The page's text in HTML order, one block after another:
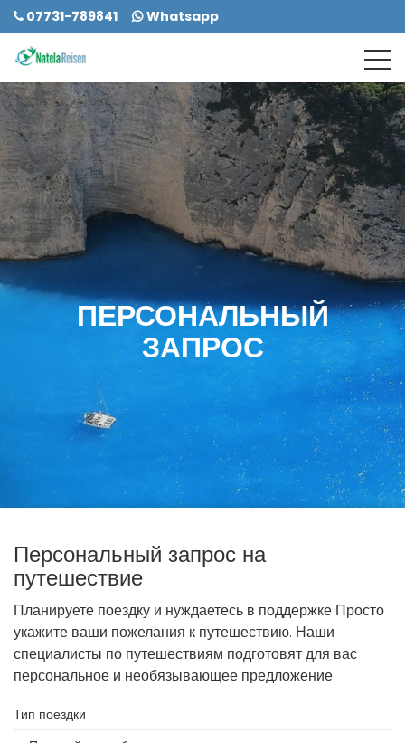
07731-789841 Whatsapp
ПЕРСОНАЛЬНЫЙ
ЗАПРОС
Персональный запрос на
путешествие
Планируете поездку и нуждаетесь в поддержке Просто
укажите ваши пожелания к путешествию. Наши
специалисты по путешествиям подготовят для вас
персональное и необязывающее предложение.
Тип поездки